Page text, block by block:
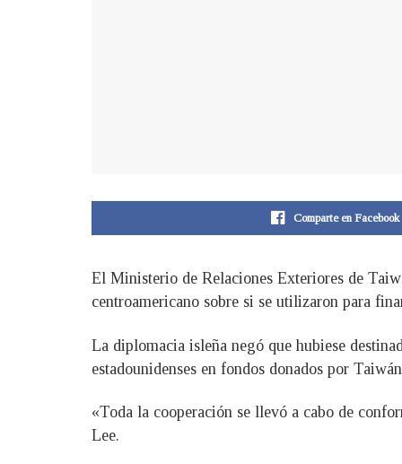
Comparte en Facebook
El Ministerio de Relaciones Exteriores de
centroamericano sobre si se utilizaron para
La diplomacia isleña negó que hubiese
estadounidenses en fondos donados por
«Toda la cooperación se llevó a cabo de
Lee.